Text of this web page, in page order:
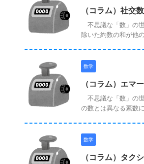
（コラム）社交数
不思議な「数」の
除いた約数の和が他
数学
（コラム）エマ
不思議な「数」の
の数とは異なる素数
数学
（コラム）タク